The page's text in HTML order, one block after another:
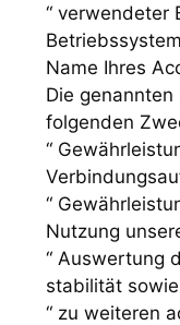
“ verwendeter
Name Ihres
Die
folgenden
“
“
Nutzung
“ Auswertung
stabilität sowie
“ zu weiteren